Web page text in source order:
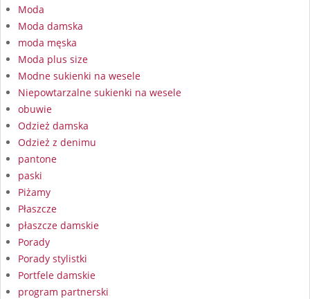
Moda
Moda damska
moda męska
Moda plus size
Modne sukienki na wesele
Niepowtarzalne sukienki na wesele
obuwie
Odzież damska
Odzież z denimu
pantone
paski
Piżamy
Płaszcze
płaszcze damskie
Porady
Porady stylistki
Portfele damskie
program partnerski